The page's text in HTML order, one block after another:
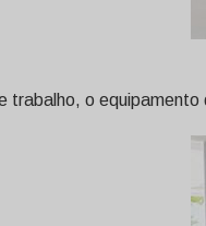
trabalho, o